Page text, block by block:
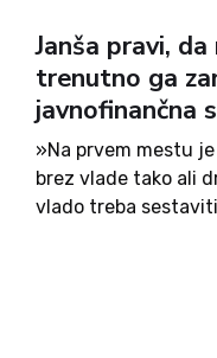
Janša pravi,
trenutno ga
javnofinančna
»Na prvem mestu
brez vlade tako ali
vlado treba